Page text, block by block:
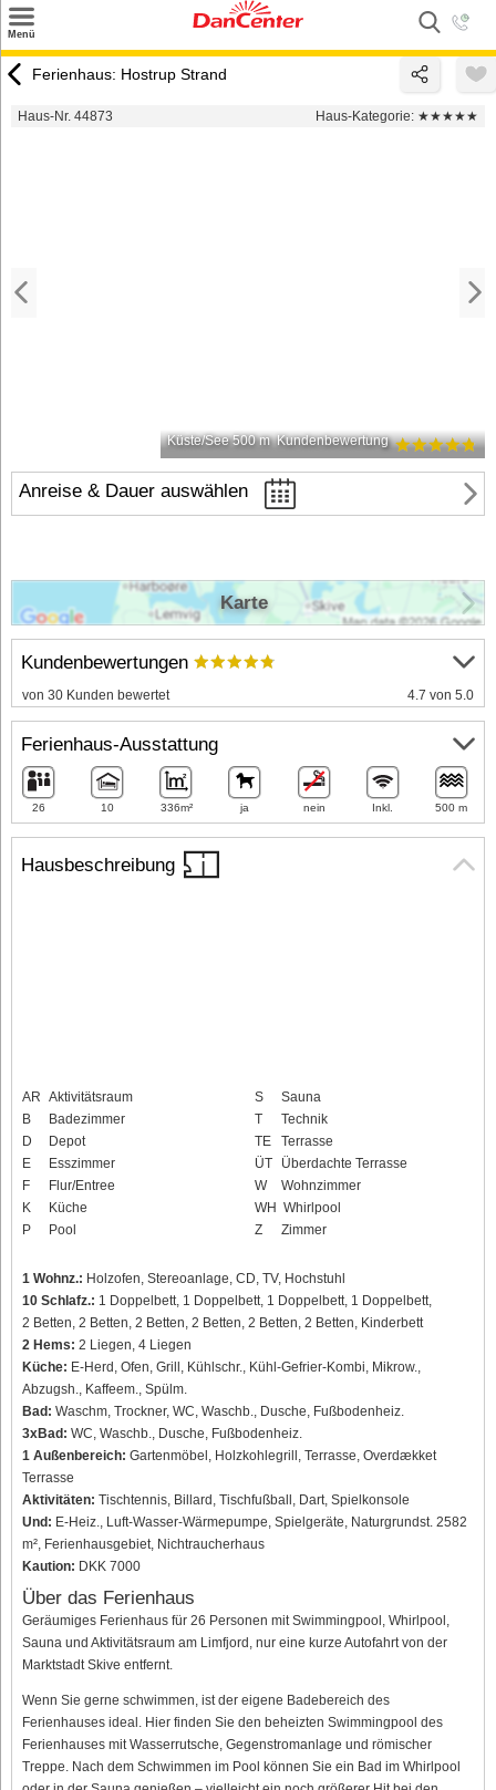
Menü
Urlaubsziele
Ferienhaus: Hostrup Strand
Haus-Nr. 44873 Haus-Kategorie: ★★★★★
Küste/See 500 m Kundenbewertung
Anreise & Dauer auswählen
Hausbeschreibung
AR Aktivitätsraum
B
Badezimmer
D
Depot
E
Esszimmer
F
Flur/Entree
K
Küche
P
Pool
S
Sauna
T
Technik
TE
Terrasse
ÜT
Überdachte Terrasse
W
Wohnzimmer
WH Whirlpool
Z
Zimmer
1 Wohnz.: Holzofen, Stereoanlage, CD, TV, Hochstuhl
10 Schlafz.: 1 Doppelbett, 1 Doppelbett, 1 Doppelbett, 1 Doppelbett,
2 Betten, 2 Betten, 2 Betten, 2 Betten, 2 Betten, 2 Betten, Kinderbett
2 Hems: 2 Liegen, 4 Liegen
Küche: E-Herd, Ofen, Grill, Kühlschr., Kühl-Gefrier-Kombi, Mikrow.,
Abzugsh., Kaffeem., Spülm.
Bad: Waschm, Trockner, WC, Waschb., Dusche, Fußbodenheiz.
3xBad: WC, Waschb., Dusche, Fußbodenheiz.
1 Außenbereich: Gartenmöbel, Holzkohlegrill, Terrasse, Overdækket
Terrasse
Aktivitäten: Tischtennis, Billard, Tischfußball, Dart, Spielkonsole
Und: E-Heiz., Luft-Wasser-Wärmepumpe, Spielgeräte, Naturgrundst. 2582
m², Ferienhausgebiet, Nichtraucherhaus
Kaution: DKK 7000
Über das Ferienhaus
Geräumiges Ferienhaus für 26 Personen mit Swimmingpool, Whirlpool,
Sauna und Aktivitätsraum am Limfjord, nur eine kurze Autofahrt von der
Marktstadt Skive entfernt.
Wenn Sie gerne schwimmen, ist der eigene Badebereich des
Ferienhauses ideal. Hier finden Sie den beheizten Swimmingpool des
Ferienhauses mit Wasserrutsche, Gegenstromanlage und römischer
Treppe. Nach dem Schwimmen im Pool können Sie ein Bad im Whirlpool
Kundenbewertungen
von 30 Kunden bewertet 4.7 von 5.0
Ferienhaus-Ausstattung
26 10 336m² ja nein Inkl. 500 m
Karte